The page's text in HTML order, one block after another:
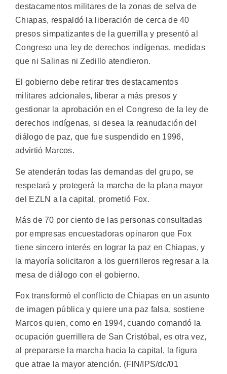
destacamentos militares de la zonas de selva de
Chiapas, respaldó la liberación de cerca de 40
presos simpatizantes de la guerrilla y presentó al
Congreso una ley de derechos indígenas, medidas
que ni Salinas ni Zedillo atendieron.
El gobierno debe retirar tres destacamentos
militares adcionales, liberar a más presos y
gestionar la aprobación en el Congreso de la ley de
derechos indígenas, si desea la reanudación del
diálogo de paz, que fue suspendido en 1996,
advirtió Marcos.
Se atenderán todas las demandas del grupo, se
respetará y protegerá la marcha de la plana mayor
del EZLN a la capital, prometió Fox.
Más de 70 por ciento de las personas consultadas
por empresas encuestadoras opinaron que Fox
tiene sincero interés en lograr la paz en Chiapas, y
la mayoría solicitaron a los guerrilleros regresar a la
mesa de diálogo con el gobierno.
Fox transformó el conflicto de Chiapas en un asunto
de imagen pública y quiere una paz falsa, sostiene
Marcos quien, como en 1994, cuando comandó la
ocupación guerrillera de San Cristóbal, es otra vez,
al prepararse la marcha hacia la capital, la figura
que atrae la mayor atención. (FIN/IPS/dc/01